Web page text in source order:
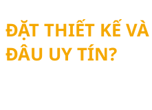
ĐẶT THIẾT KẾ
ĐÂU UY TÍN?